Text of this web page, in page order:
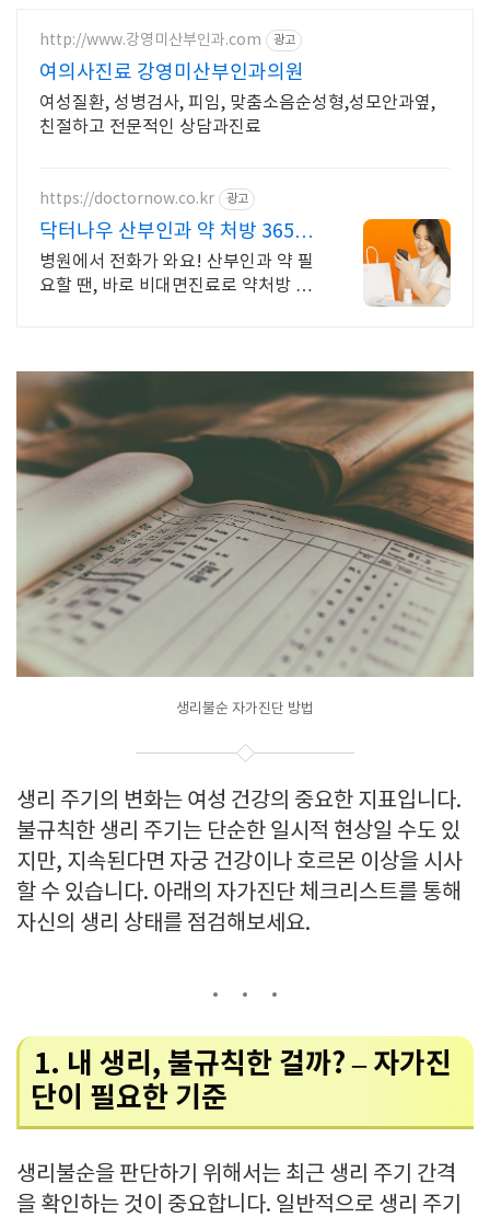
http://www.강영미산부인과.com 광고
여의사진료 강영미산부인과의원
여성질환, 성병검사, 피임, 맞춤소음순성형,성모안과옆,
친절하고 전문적인 상담과진료
https://doctornow.co.kr 광고
닥터나우 산부인과 약 처방 365일
24시간 진료가능
병원에서 전화가 와요! 산부인과 약 필
요할 땐, 바로 비대면진료로 약처방 받
생리불순 자가진단 방법
생리 주기의 변화는 여성 건강의 중요한 지표입니다.
불규칙한 생리 주기는 단순한 일시적 현상일 수도 있
지만, 지속된다면 자궁 건강이나 호르몬 이상을 시사
할 수 있습니다. 아래의 자가진단 체크리스트를 통해
자신의 생리 상태를 점검해보세요.
1. 내 생리, 불규칙한 걸까? – 자가진
단이 필요한 기준
생리불순을 판단하기 위해서는 최근 생리 주기 간격
을 확인하는 것이 중요합니다. 일반적으로 생리 주기